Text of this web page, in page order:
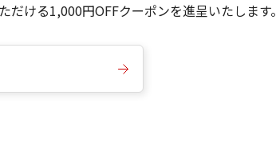
ける1,000円OFFクーポンを進呈いたします。